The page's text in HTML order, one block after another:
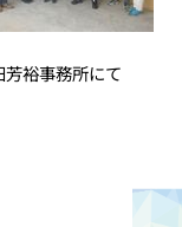
芳裕事務所にて